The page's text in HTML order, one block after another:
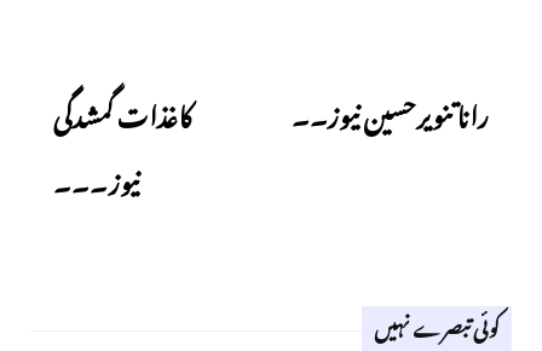
رانا تنویرحسین نیوز۔۔
کاغذات گمشدگی
نیوز۔۔۔
کوئی تبصرے نہیں